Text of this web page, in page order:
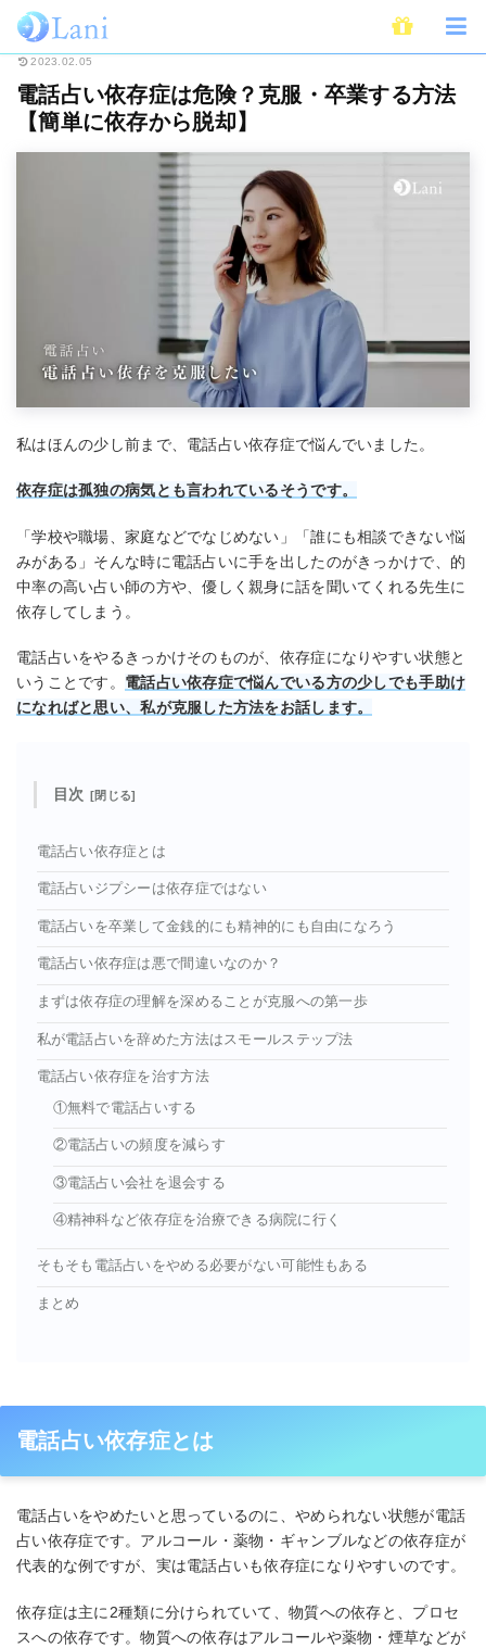
ホーム 電話占い 電話占い依存症は危険？克服・卒業する方法【簡単に依
2023.02.05
電話占い依存症は危険？克服・卒業する方法
【簡単に依存から脱却】
私はほんの少し前まで、電話占い依存症で悩んでいました。
依存症は孤独の病気とも言われているそうです。
「学校や職場、家庭などでなじめない」「誰にも相談できない悩
みがある」そんな時に電話占いに手を出したのがきっかけで、的
中率の高い占い師の方や、優しく親身に話を聞いてくれる先生に
依存してしまう。
電話占いをやるきっかけそのものが、依存症になりやすい状態と
いうことです。 電話占い依存症で悩んでいる方の少しでも手助け
になればと思い、私が克服した方法をお話します。
目次
電話占い依存症とは
電話占いジプシーは依存症ではない
電話占いを卒業して金銭的にも精神的にも自由になろう
電話占い依存症は悪で間違いなのか？
まずは依存症の理解を深めることが克服への第一歩
私が電話占いを辞めた方法はスモールステップ法
電話占い依存症を治す方法
①無料で電話占いする
②電話占いの頻度を減らす
③電話占い会社を退会する
④精神科など依存症を治療できる病院に行く
そもそも電話占いをやめる必要がない可能性もある
まとめ
電話占い依存症とは
電話占いをやめたいと思っているのに、やめられない状態が電話
占い依存症です。アルコール・薬物・ギャンブルなどの依存症が
代表的な例ですが、実は電話占いも依存症になりやすいのです。
依存症は主に2種類に分けられていて、物質への依存と、プロセ
スへの依存です。物質への依存はアルコールや薬物・煙草などが